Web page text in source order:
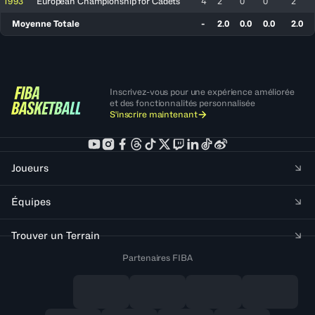
Moyenne Totale - 2.0 0.0 0.0 2.0
Inscrivez-vous pour une expérience améliorée
et des fonctionnalités personnalisée
S'inscrire maintenant
Joueurs
Équipes
Trouver un Terrain
Partenaires FIBA